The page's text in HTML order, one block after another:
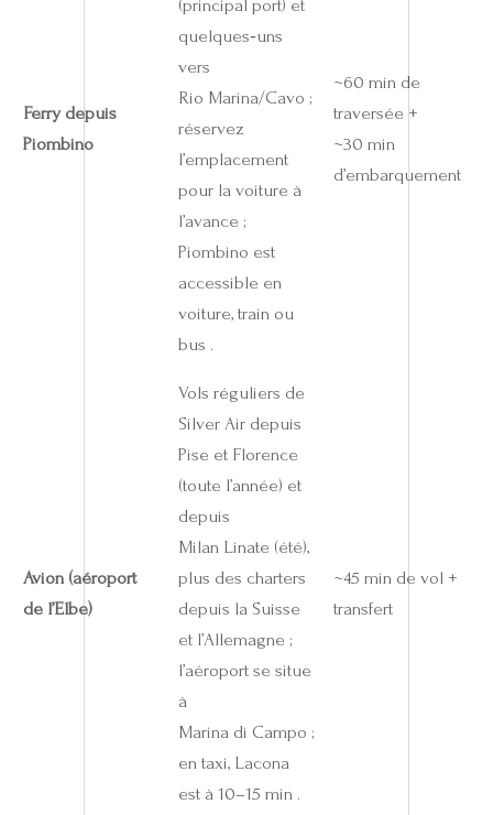
Ferry depuis
Piombino
(principal port) et
quelques‑uns
vers
Rio Marina/Cavo ;
réservez
l’emplacement
pour la voiture à
l’avance ;
Piombino est
accessible en
voiture, train ou
bus .
~60 min de
traversée +
~30 min
d’embarquement
Avion (aéroport
de l’Elbe)
Vols réguliers de
Silver Air depuis
Pise et Florence
(toute l’année) et
depuis
Milan Linate (été),
plus des charters
depuis la Suisse
et l’Allemagne ;
l’aéroport se situe
à
Marina di Campo ;
en taxi, Lacona
est à 10–15 min .
~45 min de vol +
transfert